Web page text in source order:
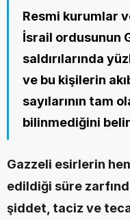
Resmi kurumlar
İsrail ordusunun
saldırılarında
ve bu kişilerin
sayılarının tam
bilinmediğini
Gazzeli esirlerin
edildiği süre
şiddet, taciz ve